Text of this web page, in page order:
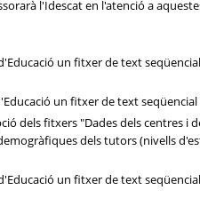
l'Idescat en l'atenció a
un fitxer de text
un fitxer de text
dels fitxers "Dades dels
dels tutors (nivells
un fitxer de text